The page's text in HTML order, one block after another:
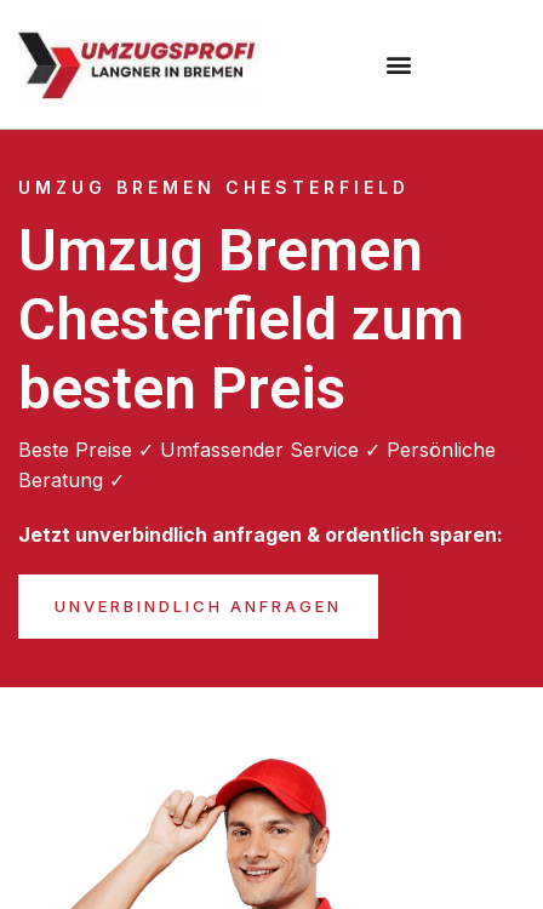
UMZUG BREMEN CHESTERFIELD
Umzug Bremen
Chesterfield zum
besten Preis
Beste Preise ✓ Umfassender Service ✓ Persönliche
Beratung ✓
Jetzt unverbindlich anfragen & ordentlich sparen:
UNVERBINDLICH ANFRAGEN